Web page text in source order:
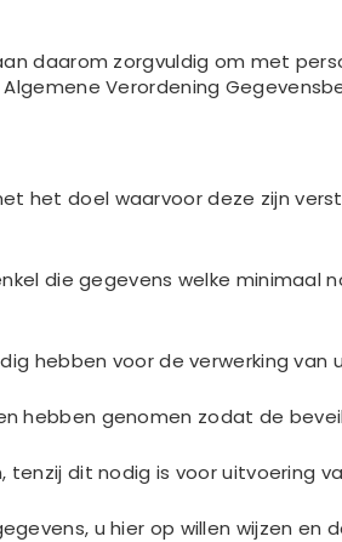
daarom zorgvuldig om met
Verordening
het doel waarvoor deze zijn
die gegevens welke minimaal
hebben voor de verwerking van
hebben genomen zodat de
dit nodig is voor uitvoering
u hier op willen wijzen en